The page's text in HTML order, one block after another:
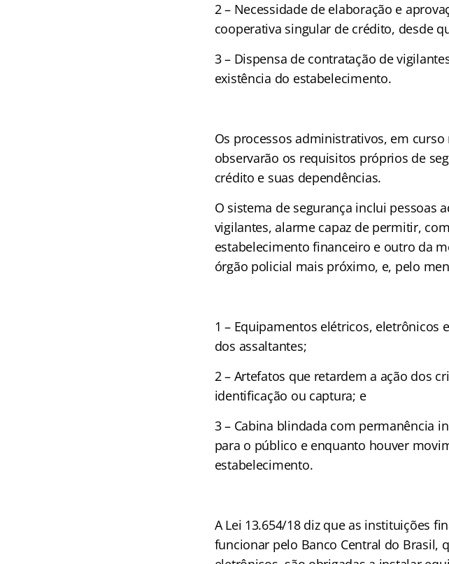
2 – Necessidade de elaboração e
cooperativa singular de crédito, desde
3 – Dispensa de contratação de
existência do estabelecimento.
Os processos administrativos, em
observarão os requisitos próprios de
crédito e suas dependências.
O sistema de segurança inclui pessoas
vigilantes, alarme capaz de permitir,
estabelecimento financeiro e outro da
órgão policial mais próximo, e, pelo
1 – Equipamentos elétricos,
dos assaltantes;
2 – Artefatos que retardem a ação dos
identificação ou captura; e
3 – Cabina blindada com permanência
para o público e enquanto houver
estabelecimento.
A Lei 13.654/18 diz que as instituições
funcionar pelo Banco Central do Brasil,